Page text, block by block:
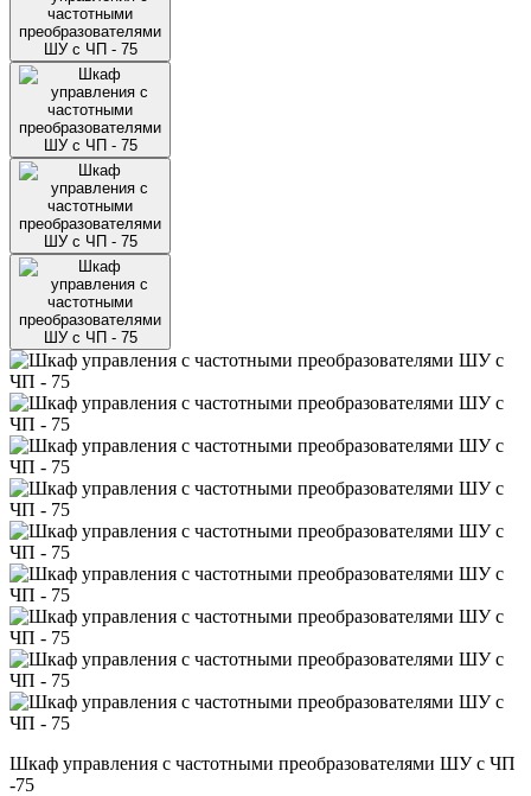
Шкаф управления с частотными преобразователями ШУ с ЧП
-75